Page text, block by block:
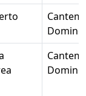
Domino
Domino